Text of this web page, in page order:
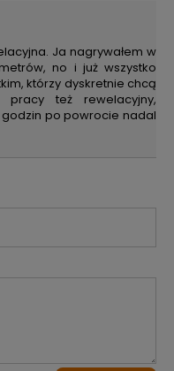
Ja nagrywałem w
no i już wszystko
którzy dyskretnie chcą
też rewelacyjny,
po powrocie nadal